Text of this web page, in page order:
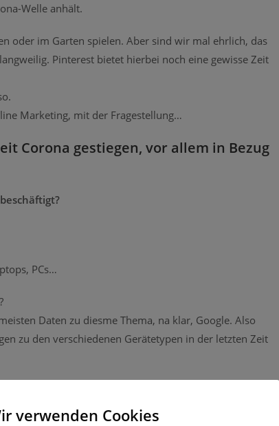
Welle anhält.
oder im Garten spielen. Aber sind wir mal ehrlich, das
Pinterest bietet hierbei noch eine gewisse Zeit
Marketing, mit der Fragestellung…
Corona gestiegen, vor allem in Bezug
PCs…
Daten zu diesme Thema, na klar, Google. Also
zu den verschiedenen Gerätetypen in der letzten Zeit
verwenden Cookies